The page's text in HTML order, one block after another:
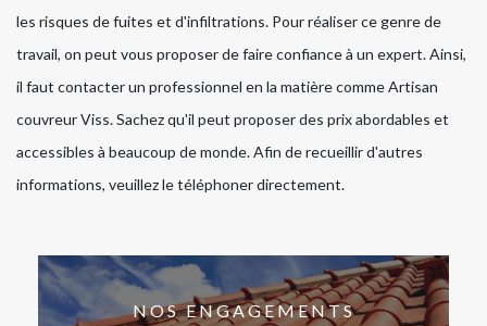
les risques de fuites et d'infiltrations. Pour réaliser ce genre de
travail, on peut vous proposer de faire confiance à un expert. Ainsi,
il faut contacter un professionnel en la matière comme Artisan
couvreur Viss. Sachez qu'il peut proposer des prix abordables et
accessibles à beaucoup de monde. Afin de recueillir d'autres
informations, veuillez le téléphoner directement.
NOS ENGAGEMENTS